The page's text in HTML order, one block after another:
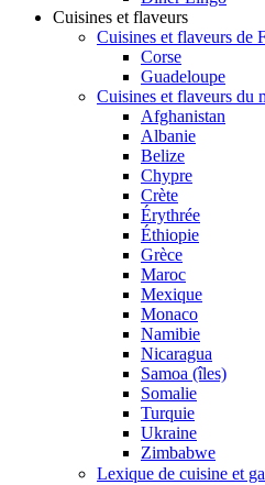
Cuisines et flaveurs
Cuisines et flaveurs de
Corse
Guadeloupe
Cuisines et flaveurs du
Afghanistan
Albanie
Belize
Chypre
Crète
Érythrée
Éthiopie
Grèce
Maroc
Mexique
Monaco
Namibie
Nicaragua
Samoa (îles)
Somalie
Turquie
Ukraine
Zimbabwe
Lexique de cuisine et